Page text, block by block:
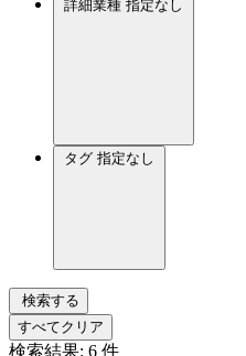
詳細業種 指定なし
タグ 指定なし
検索する
すべてクリア
検索結果: 6 件